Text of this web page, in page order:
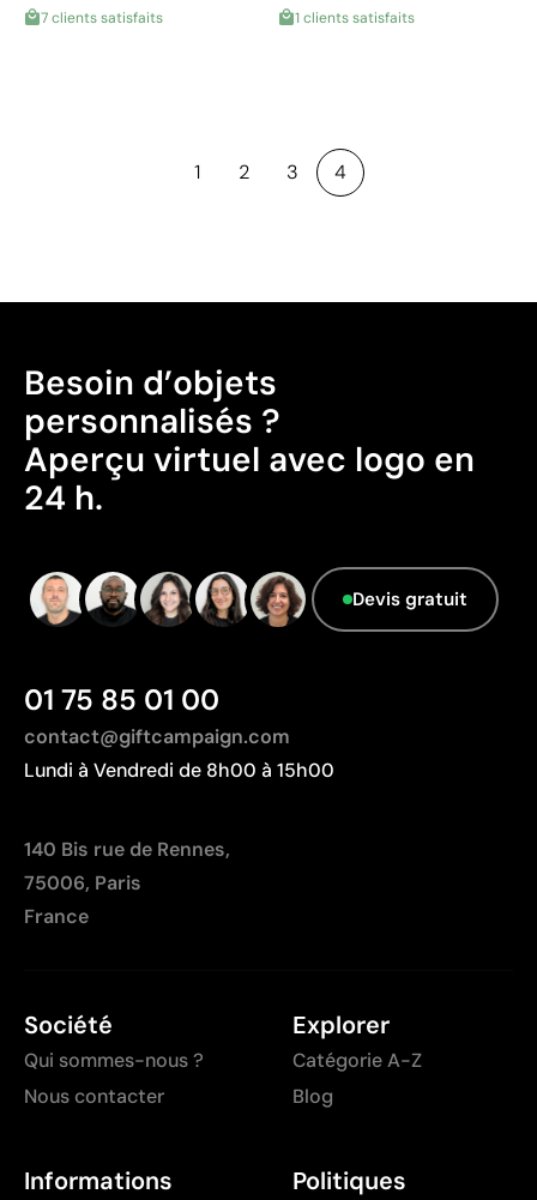
7 clients satisfaits
1 clients satisfaits
1 2 3 4
Besoin d’objets
personnalisés ?
Aperçu virtuel avec logo en
24 h.
Devis gratuit
01 75 85 01 00
contact@giftcampaign.com
Lundi à Vendredi de 8h00 à 15h00
140 Bis rue de Rennes,
75006, Paris
France
Société
Qui sommes-nous ?
Nous contacter
Explorer
Catégorie A-Z
Blog
Informations
Politiques